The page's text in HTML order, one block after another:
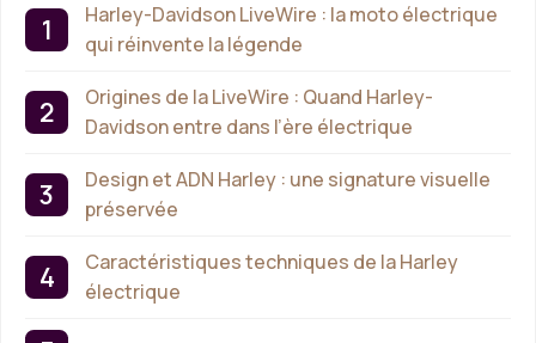
Harley-Davidson LiveWire : la moto électrique
qui réinvente la légende
Origines de la LiveWire : Quand Harley-
Davidson entre dans l’ère électrique
Design et ADN Harley : une signature visuelle
préservée
Caractéristiques techniques de la Harley
électrique